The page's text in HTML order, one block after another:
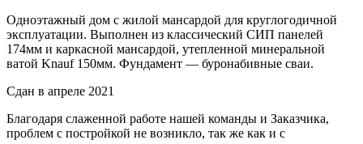
Одноэтажный дом с жилой мансардой для круглогодичной
эксплуатации. Выполнен из классический СИП панелей
174мм и каркасной мансардой, утепленной минеральной
ватой Knauf 150мм. Фундамент — буронабивные сваи.
Сдан в апреле 2021
Благодаря слаженной работе нашей команды и Заказчика,
проблем с постройкой не возникло, так же как и с